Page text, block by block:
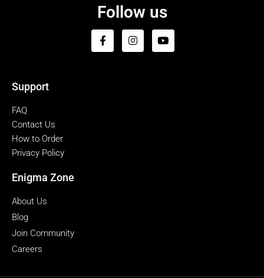
Follow us
Support
FAQ
Contact Us
How to Order
Privacy Policy
Enigma Zone
About Us
Blog
Join Community
Careers